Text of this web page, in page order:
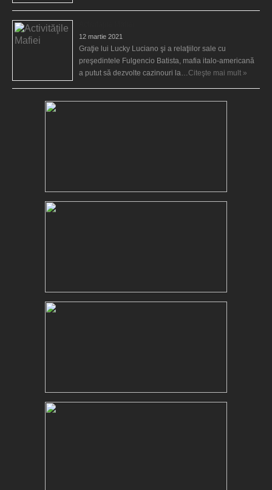
12 martie 2021
Graţie lui Lucky Luciano şi a relaţiilor sale cu
preşedintele Fulgencio Batista, mafia italo-americană
a putut să dezvolte cazinouri la…Citeşte mai mult »